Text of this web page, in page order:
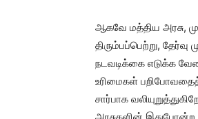
ஆகவே மத்திய அரசு,
திரும்பப்பெற்று,
நடவடிக்கை எடுக்க
உரிமைகள்
சார்பாக